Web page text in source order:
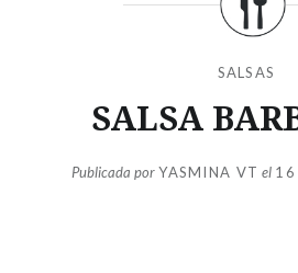
SALSAS
SALSA
Publicada porYASMINA VT el 16